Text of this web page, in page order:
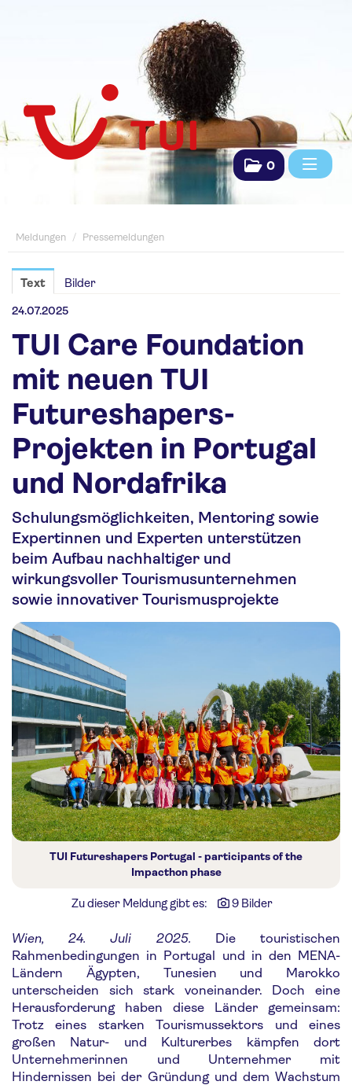
0
Saisonpräsentationen
Fachpresse
TUI Das Reisebüro
Personalia
Media
Über uns
Kontakt
Meldungen / Pressemeldungen
Text Bilder
24.07.2025
TUI Care Foundation
mit neuen TUI
Futureshapers-
Projekten in Portugal
und Nordafrika
Schulungsmöglichkeiten, Mentoring sowie
Expertinnen und Experten unterstützen
beim Aufbau nachhaltiger und
wirkungsvoller Tourismusunternehmen
sowie innovativer Tourismusprojekte
TUI Futureshapers Portugal - participants of the
Impacthon phase
Zu dieser Meldung gibt es: 9 Bilder
Wien, 24. Juli 2025. Die touristischen
Rahmenbedingungen in Portugal und in den MENA-
Ländern Ägypten, Tunesien und Marokko
unterscheiden sich stark voneinander. Doch eine
Herausforderung haben diese Länder gemeinsam:
Trotz eines starken Tourismussektors und eines
großen Natur- und Kulturerbes kämpfen dort
Unternehmerinnen und Unternehmer mit
Hindernissen bei der Gründung und dem Wachstum